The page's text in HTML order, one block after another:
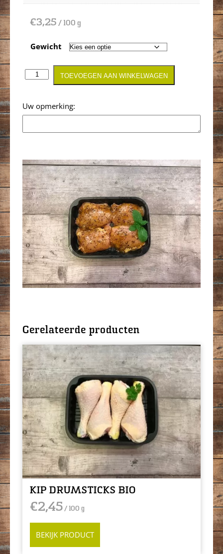
€3,25 / 100 g
Gewicht
Opmerking
TOEVOEGEN AAN WINKELWAGEN
Gerelateerde producten
KIP DRUMSTICKS BIO
€2,45/ 100 g
BEKIJK PRODUCT